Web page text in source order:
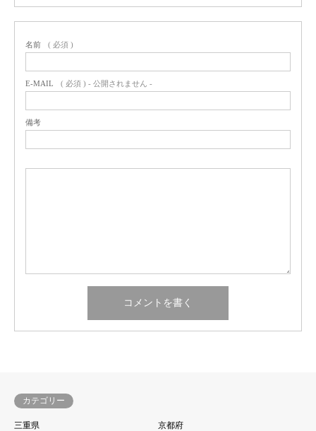
名前 ( 必須 )
E-MAIL ( 必須 ) - 公開されません -
備考
カテゴリー
三重県
京都府